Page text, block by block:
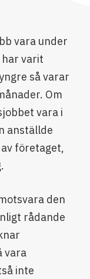
vara under
varit
så varar
Om
vara i
anställde
företaget,
den
rådande
vara
inte